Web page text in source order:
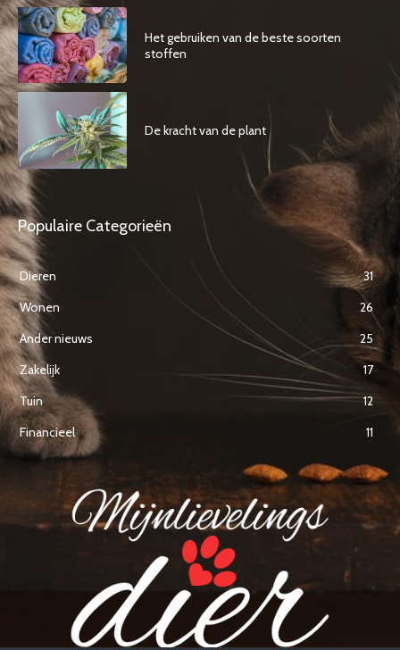
Het gebruiken van de beste soorten
stoffen
De kracht van de plant
Populaire Categorieën
Dieren
31
Wonen
26
Ander nieuws
25
Zakelijk
17
Tuin
12
Financieel
11